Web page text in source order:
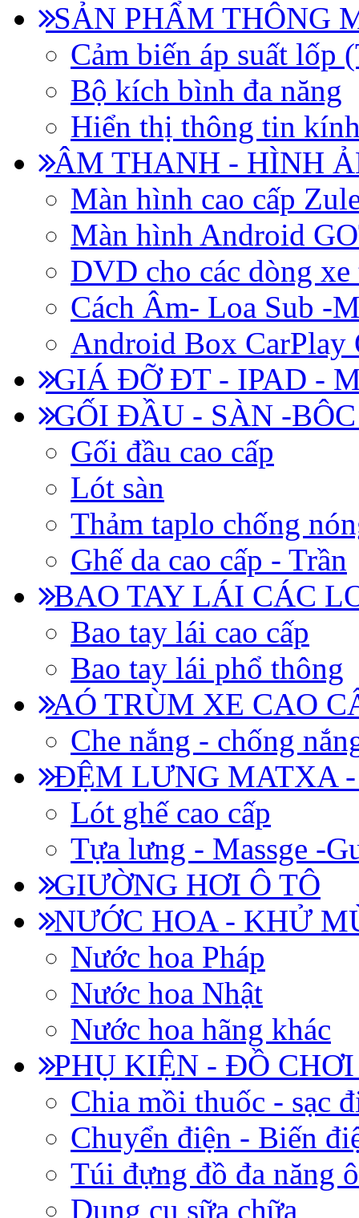
SẢN PHẨM THÔNG
Cảm biến áp suất lốp
Bộ kích bình đa năng
Hiển thị thông tin
ÂM THANH - HÌNH
Màn hình cao cấp
Màn hình Android
DVD cho các dòng
Cách Âm- Loa Sub -
Android Box CarPlay
GIÁ ĐỠ ĐT - IPAD -
GỐI ĐẦU - SÀN -
Gối đầu cao cấp
Lót sàn
Thảm taplo chống
Ghế da cao cấp - Trần
BAO TAY LÁI CÁC
Bao tay lái cao cấp
Bao tay lái phổ thông
AÓ TRÙM XE CAO
Che nắng - chống
ĐỆM LƯNG MATXA -
Lót ghế cao cấp
Tựa lưng - Massge -
GIƯỜNG HƠI Ô TÔ
NƯỚC HOA - KHỬ
Nước hoa Pháp
Nước hoa Nhật
Nước hoa hãng khác
PHỤ KIỆN - ĐỒ
Chia mồi thuốc - sạc
Chuyển điện - Biến
Túi đựng đồ đa năng
Dụng cụ sữa chữa